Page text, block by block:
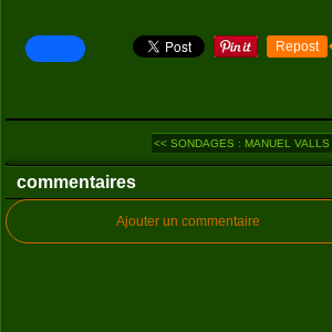
Repost
<< SONDAGES : MANUEL VALLS
commentaires
Ajouter un commentaire